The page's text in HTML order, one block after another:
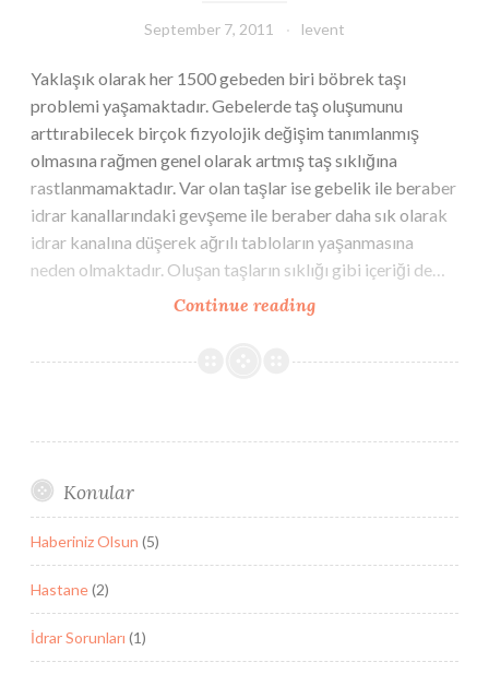
September 7, 2011 levent
Yaklaşık olarak her 1500 gebeden biri böbrek taşı
problemi yaşamaktadır. Gebelerde taş oluşumunu
arttırabilecek birçok fizyolojik değişim tanımlanmış
olmasına rağmen genel olarak artmış taş sıklığına
rastlanmamaktadır. Var olan taşlar ise gebelik ile beraber
idrar kanallarındaki gevşeme ile beraber daha sık olarak
idrar kanalına düşerek ağrılı tabloların yaşanmasına
neden olmaktadır. Oluşan taşların sıklığı gibi içeriği de…
Continue readingGebelikte
Taşı
Konular
Haberiniz Olsun (5)
Hastane(2)
İdrar Sorunları (1)